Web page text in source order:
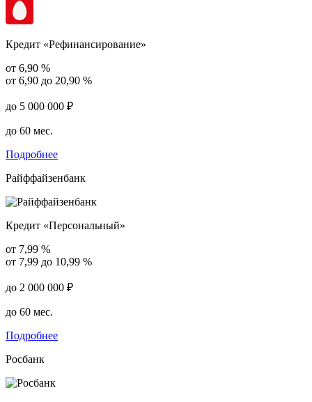
Кредит «Рефинансирование»
от 6,90 %
от 6,90 до 20,90 %
до 5 000 000 ₽
до 60 мес.
Подробнее
Райффайзенбанк
Кредит «Персональный»
от 7,99 %
от 7,99 до 10,99 %
до 2 000 000 ₽
до 60 мес.
Подробнее
Росбанк